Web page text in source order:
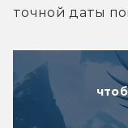
точной даты